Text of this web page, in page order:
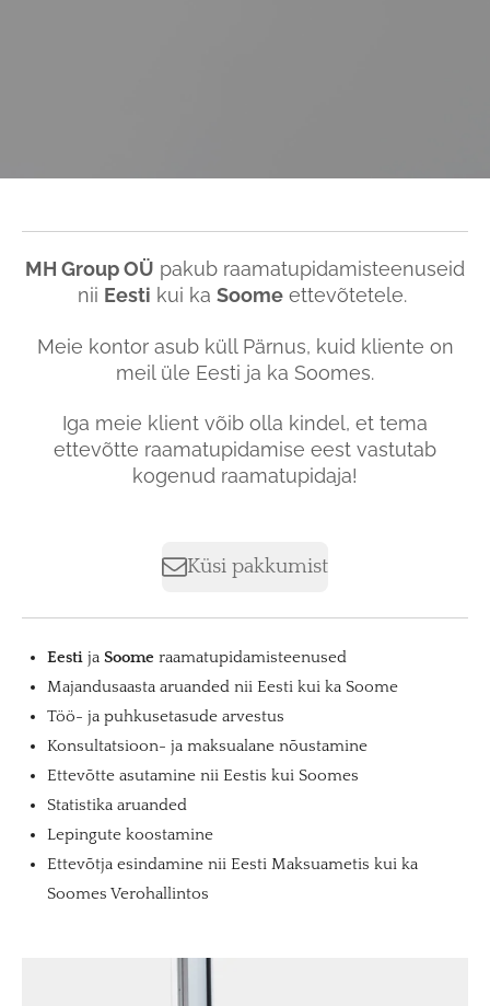
MH Group OÜ pakub raamatupidamisteenuseid
nii Eesti kui ka Soome ettevõtetele.
Meie kontor asub küll Pärnus, kuid kliente on
meil üle Eesti ja ka Soomes.
Iga meie klient võib olla kindel, et tema
ettevõtte raamatupidamise eest vastutab
kogenud raamatupidaja!
Küsi pakkumist
Eestija Soome raamatupidamisteenused
Majandusaasta aruanded nii Eesti kui ka Soome
Töö- ja puhkusetasude arvestus
Konsultatsioon- ja maksualane nõustamine
Ettevõtte asutamine nii Eestis kui Soomes
Statistika aruanded
Lepingute koostamine
Ettevõtja esindamine nii Eesti Maksuametis kui ka
Soomes Verohallintos